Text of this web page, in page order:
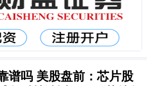
谱吗 美股盘前：芯片股